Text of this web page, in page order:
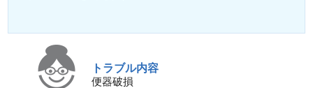
トラブル内容
便器破損